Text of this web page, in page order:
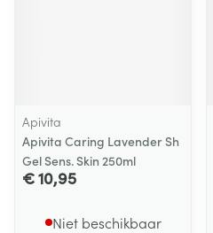
Apivita
Apivita Caring Lavender Sh
Gel Sens. Skin 250ml
€ 10,95
Niet beschikbaar